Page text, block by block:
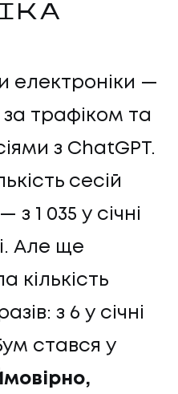
електроніки —
за трафіком та
з ChatGPT.
сесій
1 035 у січні
Але ще
кількість
з 6 у січні
стався у